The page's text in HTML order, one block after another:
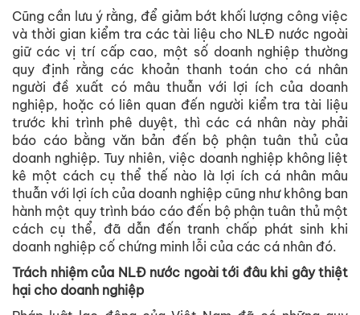
Cũng cần lưu ý rằng, để giảm bớt khối lượng công việc
và thời gian kiểm tra các tài liệu cho NLĐ nước ngoài
giữ các vị trí cấp cao, một số doanh nghiệp thường
quy định rằng các khoản thanh toán cho cá nhân
người đề xuất có mâu thuẫn với lợi ích của doanh
nghiệp, hoặc có liên quan đến người kiểm tra tài liệu
trước khi trình phê duyệt, thì các cá nhân này phải
báo cáo bằng văn bản đến bộ phận tuân thủ của
doanh nghiệp. Tuy nhiên, việc doanh nghiệp không liệt
kê một cách cụ thể thế nào là lợi ích cá nhân mâu
thuẫn với lợi ích của doanh nghiệp cũng như không ban
hành một quy trình báo cáo đến bộ phận tuân thủ một
cách cụ thể, đã dẫn đến tranh chấp phát sinh khi
doanh nghiệp cố chứng minh lỗi của các cá nhân đó.
Trách nhiệm của NLĐ nước ngoài tới đâu khi gây thiệt
hại cho doanh nghiệp